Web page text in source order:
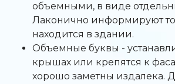
объемными, в виде
Лаконично информируют
находится в здании.
Объемные буквы -
крышах или крепятся к
хорошо заметны издалека.